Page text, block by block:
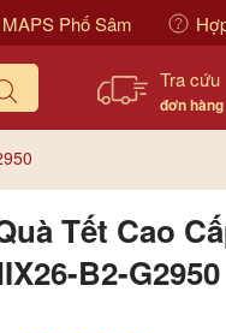
Phố Sâm
Tra cứu
đơn hàng
Tết Cao
B2-G2950